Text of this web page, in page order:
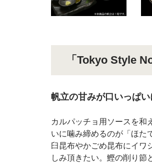
「Tokyo Style
帆立の甘みが口いっぱ
カルパッチョ用ソースを和
いに噛み締めるのが「ほた
臼昆布やかごめ昆布にイワ
しみ頂きたい。鰹の削り節